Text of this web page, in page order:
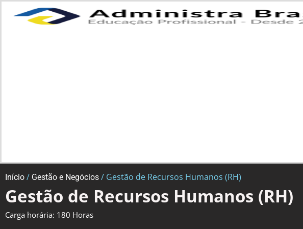
Início / Gestão e Negócios / Gestão de Recursos Humanos (RH)
Gestão de Recursos Humanos (RH)
Carga horária: 180 Horas